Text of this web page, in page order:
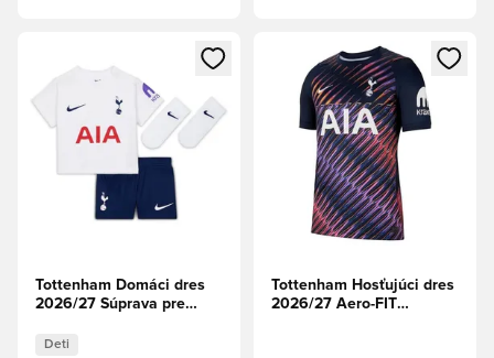
Otvorí modál na prihlásenie alebo registráciu ako člen
Tottenham Domáci dres
2026/27 Súprava pre
Deti
Otvorí modál na prihlásenie
Tottenham Hosťujúci dres
2026/27 Aero-FIT